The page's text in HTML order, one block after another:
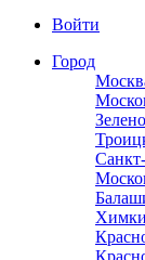
Войти
Город
Химки